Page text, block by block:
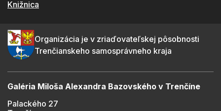
Knižnica
Organizácia je v zriaďovateľskej pôsobnosti
Trenčianskeho samosprávneho kraja
Galéria Miloša Alexandra Bazovského v Trenčíne
Palackého 27